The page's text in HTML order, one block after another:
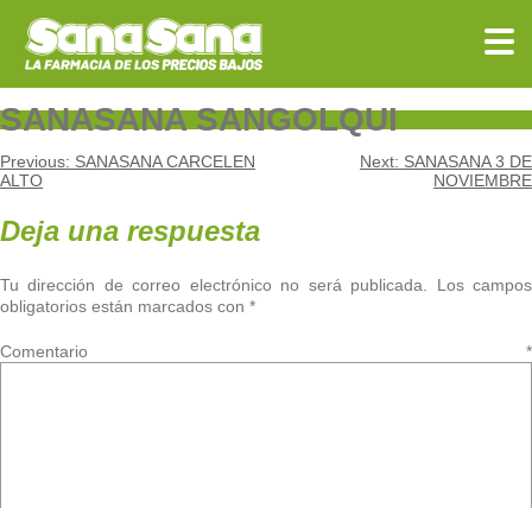
content
SANASANA SANGOLQUI
Navegación
de
entradas
Previous: SANASANA CARCELEN
ALTO
Next: SANASANA 3 DE
NOVIEMBRE
Deja una respuesta
Tu dirección de correo electrónico no será publicada.
Los campos
obligatorios están marcados con *
Comentario *